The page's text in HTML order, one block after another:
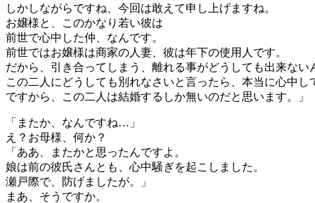
しかしながらですね、今回は敢えて申し上げますね。
お嬢様と、このかなり若い彼は
前世で心中した仲、なんです。
前世ではお嬢様は商家の人妻、彼は年下の使用人です。
だから、引き合ってしまう、離れる事がどうしても出来ない
この二人にどうしても別れなさいと言ったら、本当に心中し
ですから、この二人は結婚するしか無いのだと思います。」
「またか、なんですね…」
え？お母様、何か？
「ああ、またかと思ったんですよ。
娘は前の彼氏さんとも、心中騒ぎを起こしました。
瀬戸際で、防げましたが。」
まあ、そうですか。